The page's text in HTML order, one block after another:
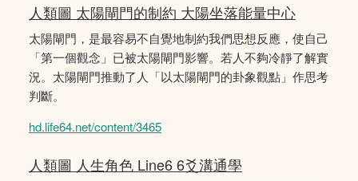
人類圖 太陽閘門的制約 大陽坐落能量中心
太陽閘門，是最容易不自覺地制約我們思想反應，使自己
「第一個觀念」已被太陽閘門影響。若人不夠冷靜了解實
況。太陽閘門推動了人「以太陽閘門的卦象觀點」作思考
判斷。
hd.life64.net/content/3465
人類圖 人生角色 Line6 6爻溝通學